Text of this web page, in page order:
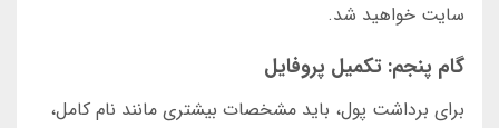
سایت خواهید شد.
گام پنجم: تکمیل پروفایل
برای برداشت پول، باید مشخصات بیشتری مانند نام کامل،